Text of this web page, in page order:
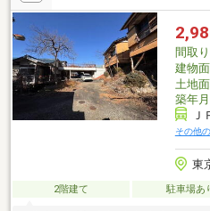
間取り
建物
土地
築年月
Ｊ
その他
東
2階建て 駐車場あ